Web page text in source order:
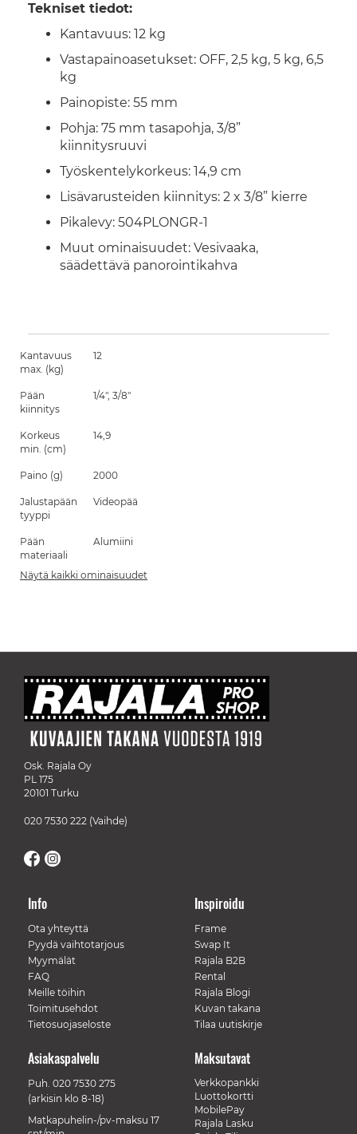
Tekniset tiedot:
Kantavuus: 12 kg
Vastapainoasetukset: OFF, 2,5 kg, 5 kg, 6,5
kg
Painopiste: 55 mm
Pohja: 75 mm tasapohja, 3/8”
kiinnitysruuvi
Työskentelykorkeus: 14,9 cm
Lisävarusteiden kiinnitys: 2 x 3/8” kierre
Pikalevy: 504PLONGR-1
Muut ominaisuudet: Vesivaaka,
säädettävä panorointikahva
Kantavuus
max. (kg)
12
Pään
kiinnitys
1/4", 3/8"
Korkeus
min. (cm)
14,9
Paino (g) 2000
Jalustapään
tyyppi
Videopää
Pään
materiaali
Alumiini
Näytä kaikki ominaisuudet
Osk. Rajala Oy
PL 175
20101 Turku
020 7530 222 (Vaihde)
Info
Ota yhteyttä
Pyydä vaihtotarjous
Myymälät
FAQ
Meille töihin
Toimitusehdot
Tietosuojaseloste
Inspiroidu
Frame
Swap It
Rajala B2B
Rental
Rajala Blogi
Kuvan takana
Tilaa uutiskirje
Maksutavat
Verkkopankki
Luottokortti
MobilePay
Rajala Lasku
Asiakaspalvelu
Puh. 020 7530 275
(arkisin klo 8-18)
Matkapuhelin-/pv-maksu 17